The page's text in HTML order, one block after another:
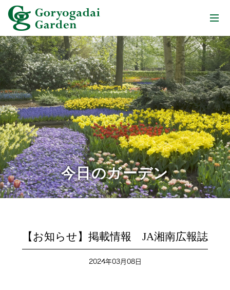
今日のガーデン
【お知らせ】掲載情報 JA湘南広報誌
2024年03月08日